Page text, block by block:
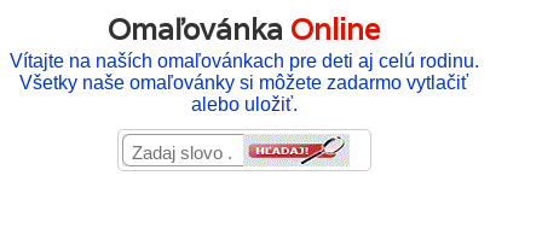
Omaľovánka Online
Vítajte na naších omaľovánkach pre deti aj celú rodinu.
Všetky naše omaľovánky si môžete zadarmo vytlačiť
alebo uložiť.